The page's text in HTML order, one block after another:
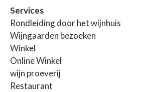
Services
Rondleiding door het wijnhuis
Wijngaarden bezoeken
Winkel
Online Winkel
wijn proeverij
Restaurant